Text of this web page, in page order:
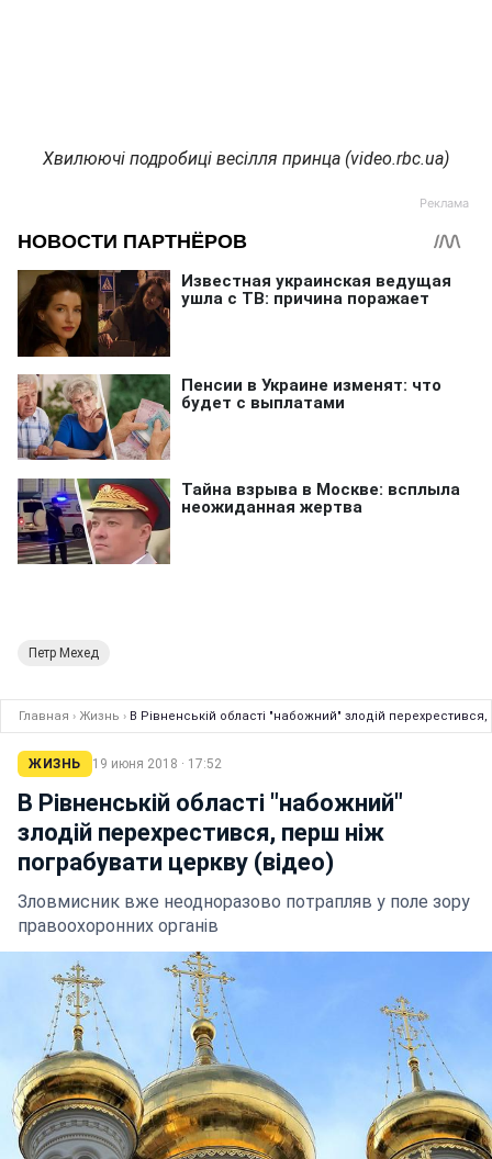
Хвилюючі подробиці весілля принца (video.rbc.ua)
Петр Мехед
Главная › Жизнь › В Рівненській області "набожний" злодій
ЖИЗНЬ 19 июня 2018 · 17:52
В Рівненській області "набожний"
злодій перехрестився, перш ніж
пограбувати церкву (відео)
Зловмисник вже неодноразово потрапляв у поле зору
правоохоронних органів